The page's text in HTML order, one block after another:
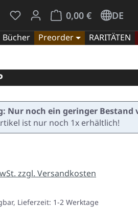
Du hast 0 Produkte auf dem
0,00 €
Warenkorb enthält 0
DE
Bücher Preorder RARITÄTEN
Nur noch ein geringer Bestand
ist nur noch 1x erhältlich!
zzgl. Versandkosten
Lieferzeit: 1-2 Werktage